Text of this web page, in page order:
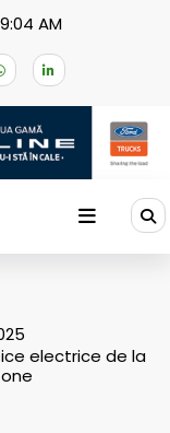
AM
electrice de la